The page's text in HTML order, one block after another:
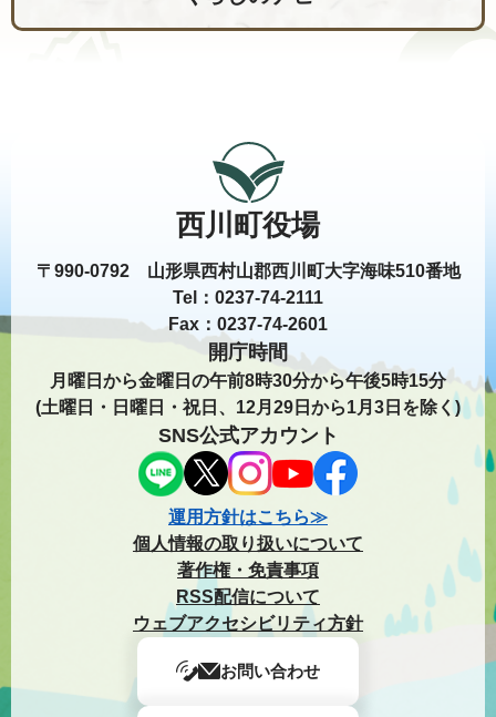
西川町役場
〒990-0792 山形県西村山郡西川町大字海味510番地
Tel：0237-74-2111
Fax：0237-74-2601
開庁時間
月曜日から金曜日の午前8時30分から午後5時15分
(土曜日・日曜日・祝日、12月29日から1月3日を除く)
SNS公式アカウント
運用方針はこちら≫
個人情報の取り扱いについて
著作権・免責事項
RSS配信について
ウェブアクセシビリティ方針
お問い合わせ